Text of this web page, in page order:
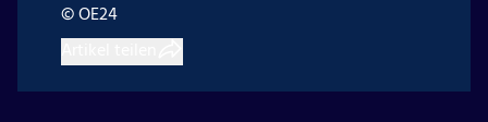
© OE24